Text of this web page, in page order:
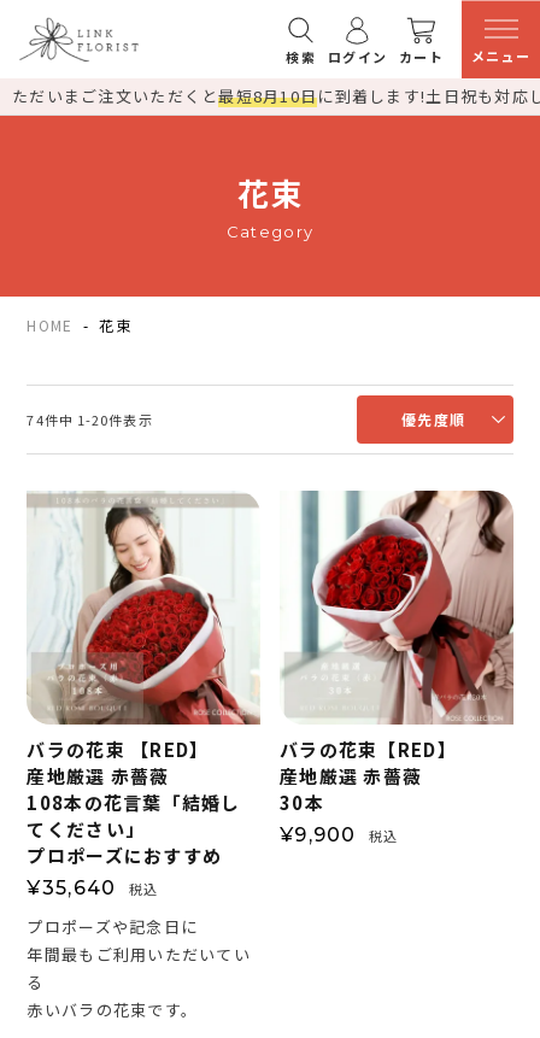
検索 ログイン カート メニュー
ただいまご注文いただくと最短8月10日に到着します!土日祝も対応
花束
Category
HOME 花束
優先度順
74件中 1-20件表示
バラの花束 【RED】
産地厳選 赤薔薇
108本の花言葉「結婚し
てください」
プロポーズにおすすめ
¥35,640 税込
プロポーズや記念日に
年間最もご利用いただいてい
る
赤いバラの花束です。
バラの花束【RED】
産地厳選 赤薔薇
30本
¥9,900 税込